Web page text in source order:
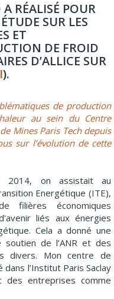
RÉALISÉ POUR
SUR LES
ET
DE FROID
D’ALLICE SUR
).
de production
au sein du Centre
Mines Paris Tech depuis
sur l’évolution de cette
on assistait au
Energétique (ITE),
filières économiques
liés aux énergies
Cela a donné une
soutien de l’ANR et des
divers. Mon centre de
l’Institut Paris Saclay
des entreprises comme